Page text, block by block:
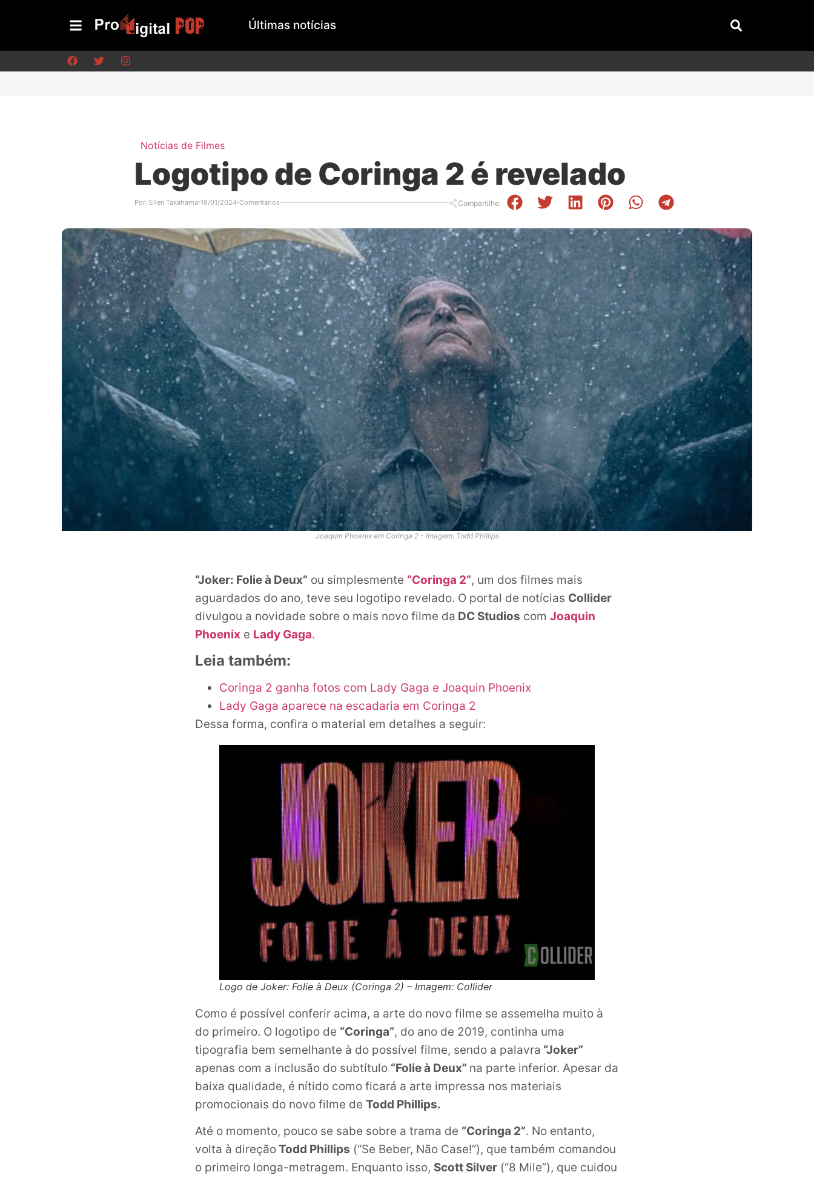
Últimas notícias
Notícias de Filmes
Logotipo de Coringa 2 é revelado
Por: Ellen Takahama 19/01/2024 Comentários Compartilhe:
Joaquin Phoenix em Coringa 2 - Imagem: Todd Phillips
“Joker: Folie à Deux” ou simplesmente “Coringa 2”, um dos filmes mais
aguardados do ano, teve seu logotipo revelado. O portal de notícias Collider
divulgou a novidade sobre o mais novo filme da DC Studios com Joaquin
Phoenix e Lady Gaga.
Leia também:
Coringa 2 ganha fotos com Lady Gaga e Joaquin Phoenix
Lady Gaga aparece na escadaria em Coringa 2
Dessa forma, confira o material em detalhes a seguir:
Logo de Joker: Folie à Deux (Coringa 2) – Imagem: Collider
Como é possível conferir acima, a arte do novo filme se assemelha muito à
do primeiro. O logotipo de “Coringa”, do ano de 2019, continha uma
tipografia bem semelhante à do possível filme, sendo a palavra “Joker”
apenas com a inclusão do subtítulo “Folie à Deux” na parte inferior. Apesar da
baixa qualidade, é nítido como ficará a arte impressa nos materiais
promocionais do novo filme de Todd Phillips.
Até o momento, pouco se sabe sobre a trama de “Coringa 2”. No entanto,
volta à direçãoTodd Phillips (“Se Beber, Não Case!”), que também comandou
o primeiro longa-metragem. Enquanto isso, Scott Silver (“8 Mile”), que cuidou